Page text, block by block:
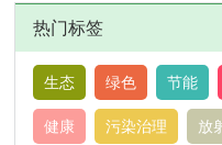
热门标签
生态 绿色 节能
健康 污染治理 放